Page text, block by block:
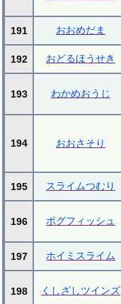
191 おおめだま
192 おどるほうせき
193 わかめおうじ
194 おおさそり
195 スライムつむり
196 ポグフィッシュ
197 ホイミスライム
198 くしざしツインズ